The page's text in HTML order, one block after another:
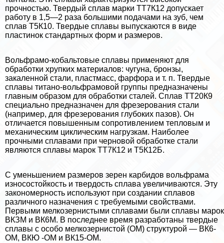
прочностью. Твердый сплав марки ТТ7К12 допускает
работу в 1,5—2 раза большими подачами на зуб, чем
сплав Т5К10. Твердые сплавы выпускаются в виде
пластинок стандартных форм и размеров.
Вольфрамо-кобальтовые сплавы применяют для
обработки хрупких материалов: чугуна, бронзы,
закаленной стали, пластмасс, фарфора и т. п. Твердые
сплавы титано-вольфрамовой группы предназначены
главным образом для обработки сталей. Сплав ТТ20К9
специально предназначен для фрезерования стали
(например, для фрезерования глубоких пазов). Он
отличается повышенным сопротивлением тепловым и
механическим циклическим нагрузкам. Наиболее
прочными сплавами при черновой обработке стали
являются сплавы марок ТТ7К12 и Т5К12Б.
С уменьшением размеров зерен карбидов вольфрама
износостойкость и твердость сплава увеличиваются. Эту
закономерность используют при создании сплавов
различного назначения с требуемыми свойствами.
Первыми мелкозернистыми сплавами были сплавы марок
ВКЗМ и ВК6М. В последнее время разработаны твердые
сплавы с особо мелкозернистой (ОМ) структурой — ВК6-
ОМ, ВКЮ -ОМ и ВК15-ОМ.